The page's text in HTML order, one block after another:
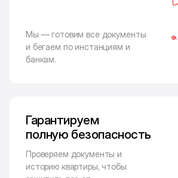
Мы — готовим все документы
и бегаем по инстанциям и
банкам.
Гарантируем
полную безопасность
Проверяем документы и
историю квартиры, чтобы